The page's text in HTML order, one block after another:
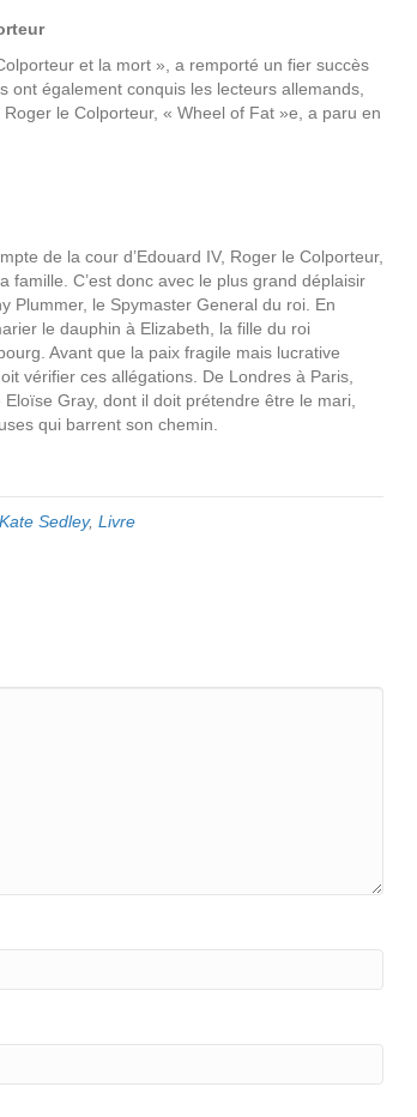
et la mort », a remporté un fier succès
ont également conquis les lecteurs allemands,
le Colporteur, « Wheel of Fat »e, a paru en
de la cour d’Edouard IV, Roger le Colporteur,
C’est donc avec le plus grand déplaisir
Plummer, le Spymaster General du roi. En
le dauphin à Elizabeth, la fille du roi
Avant que la paix fragile mais lucrative
vérifier ces allégations. De Londres à Paris,
Gray, dont il doit prétendre être le mari,
qui barrent son chemin.
Kate Sedley, Livre